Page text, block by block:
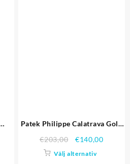
Patek Philippe Calatrava Gold
Replika Klockor
€203,00 €140,00
Välj alternativ